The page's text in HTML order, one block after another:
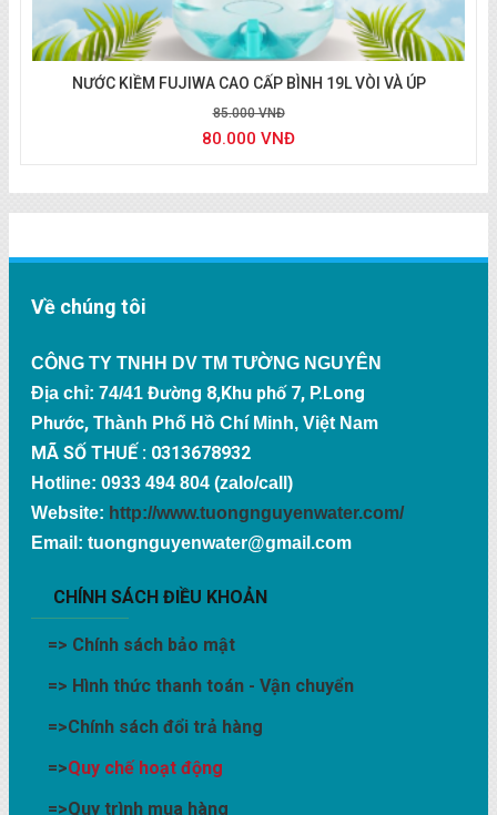
NƯỚC KIỀM FUJIWA CAO CẤP BÌNH 19L VÒI VÀ ÚP
85.000 VNĐ
80.000 VNĐ
Về chúng tôi
CÔNG TY TNHH DV TM TƯỜNG NGUYÊN
Địa chỉ: 74/41 Đường 8,Khu phố 7, P.Long
Phước, Thành Phố Hồ Chí Minh, Việt Nam
MÃ SỐ THUẾ : 0313678932
Hotline: 0933 494 804 (zalo/call)
Website: http://www.tuongnguyenwater.com/
Email: tuongnguyenwater@gmail.com
CHÍNH SÁCH ĐIỀU KHOẢN
=> Chính sách bảo mật
=> Hình thức thanh toán - Vận chuyển
=>Chính sách đổi trả hàng
=>Quy chế hoạt động
=>Quy trình mua hàng